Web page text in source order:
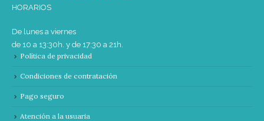
HORARIOS
De lunes a viernes
de 10 a 13:30h. y de 17:30 a 21h.
Política de privacidad
Condiciones de contratación
Pago seguro
Atención a la usuaria